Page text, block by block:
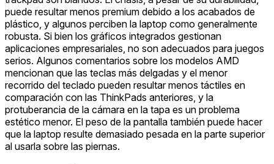
puede resultar menos premium debido a los acabados de
plástico, y algunos perciben la laptop como generalmente
robusta. Si bien los gráficos integrados gestionan
aplicaciones empresariales, no son adecuados para juegos
serios. Algunos comentarios sobre los modelos AMD
mencionan que las teclas más delgadas y el menor
recorrido del teclado pueden resultar menos táctiles en
comparación con las ThinkPads anteriores, y la
protuberancia de la cámara en la tapa es un problema
estético menor. El peso de la pantalla también puede hacer
que la laptop resulte demasiado pesada en la parte superior
al usarla sobre las piernas.